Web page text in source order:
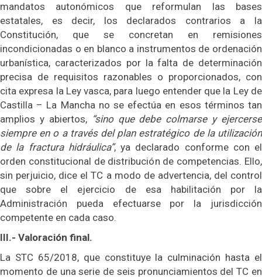
mandatos autonómicos que reformulan las bases
estatales, es decir, los declarados contrarios a la
Constitución, que se concretan en remisiones
incondicionadas o en blanco a instrumentos de ordenación
urbanística, caracterizados por la falta de determinación
precisa de requisitos razonables o proporcionados, con
cita expresa la Ley vasca, para luego entender que la Ley de
Castilla – La Mancha no se efectúa en esos términos tan
amplios y abiertos, “sino que debe colmarse y ejercerse
siempre en o a través del plan estratégico de la utilización
de la fractura hidráulica”, ya declarado conforme con el
orden constitucional de distribución de competencias. Ello,
sin perjuicio, dice el TC a modo de advertencia, del control
que sobre el ejercicio de esa habilitación por la
Administración pueda efectuarse por la jurisdicción
competente en cada caso.
III.- Valoración final.
La STC 65/2018, que constituye la culminación hasta el
momento de una serie de seis pronunciamientos del TC en